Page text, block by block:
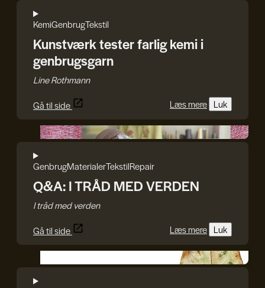
KemiGenbrugTekstil
Kunstværk tester farlig kemi i
genbrugsgarn
Line Rothmann
Gå til side
Læs mere Luk
I TRÅD MED VERDEN
GenbrugMaterialerTekstilRepair
Q&A: I TRÅD MED VERDEN
I tråd med verden
Gå til side
Læs mere Luk